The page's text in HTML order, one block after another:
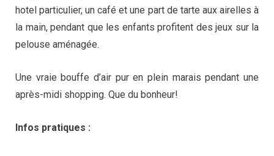
hotel particulier, un café et une part de tarte aux airelles à
la main, pendant que les enfants profitent des jeux sur la
pelouse aménagée.
Une vraie bouffe d’air pur en plein marais pendant une
après-midi shopping. Que du bonheur!
Infos pratiques :